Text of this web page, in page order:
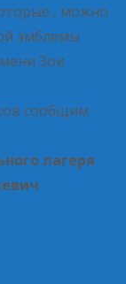
, можно
эмблемы
Зои
сообщим
лагеря